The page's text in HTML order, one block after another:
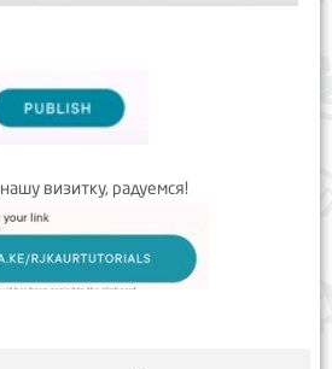
визитку, радуемся!